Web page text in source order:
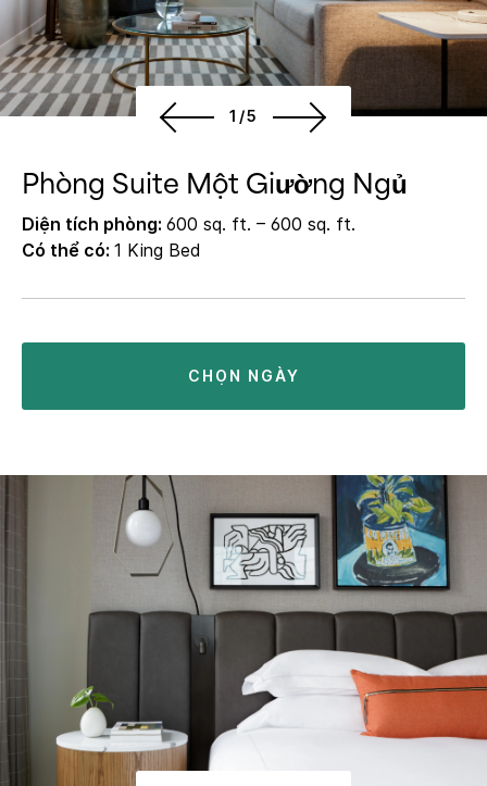
1/5
Phòng Suite Một Giường Ngủ
Diện tích phòng: 600 sq. ft. – 600 sq. ft.
Có thể có: 1 King Bed
CHỌN NGÀY